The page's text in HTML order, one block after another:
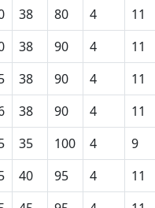
38 80 4
11
38 90 4
11
38 90 4
11
38 90 4
11
35 100 4
9
40 95 4
11